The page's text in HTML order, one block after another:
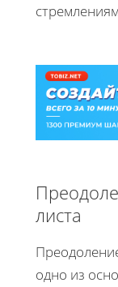
листа
одно из